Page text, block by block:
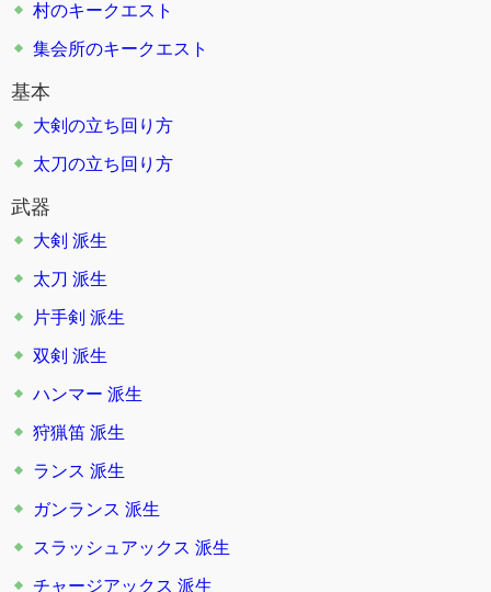
村のキークエスト
集会所のキークエスト
基本
大剣の立ち回り方
太刀の立ち回り方
武器
大剣 派生
太刀 派生
片手剣 派生
双剣 派生
ハンマー 派生
狩猟笛 派生
ランス 派生
ガンランス 派生
スラッシュアックス 派生
チャージアックス 派生